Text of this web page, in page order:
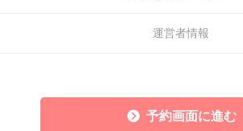
予約画面に進む
運営者情報